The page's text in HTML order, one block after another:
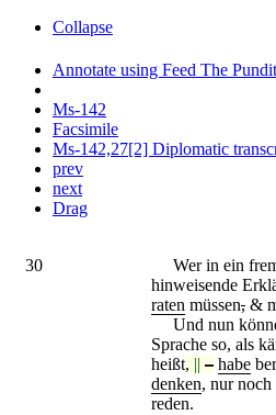
Collapse
Annotate using Feed The Pundit
Ms-142
Facsimile
Ms-142,27[2] Diplomatic
prev
next
Drag
30
Wer in ein
hinweisende
raten müssen, &
Und nun
Sprache so, als
heißt, || – habe
denken, nur noch
reden.